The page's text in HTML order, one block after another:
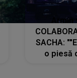
SACHA:
o piesă